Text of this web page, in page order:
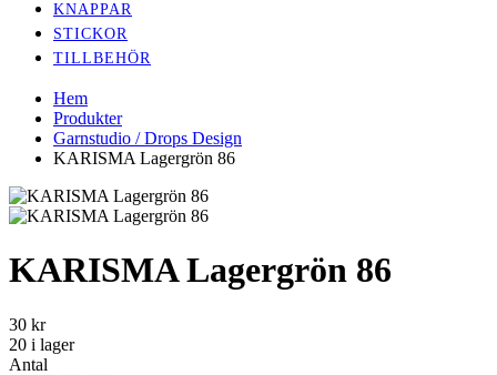
KNAPPAR
STICKOR
TILLBEHÖR
Hem
Produkter
Garnstudio / Drops Design
KARISMA Lagergrön 86
KARISMA Lagergrön 86
30 kr
20 i lager
Antal